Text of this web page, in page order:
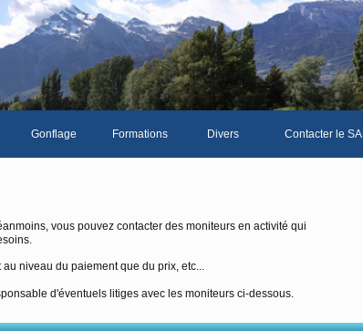
Gonflage Formations Divers
Documents divers
Contacter le SAI
vous pouvez contacter des moniteurs en activité qui
niveau du paiement que du prix, etc...
d'éventuels litiges avec les moniteurs ci-dessous.